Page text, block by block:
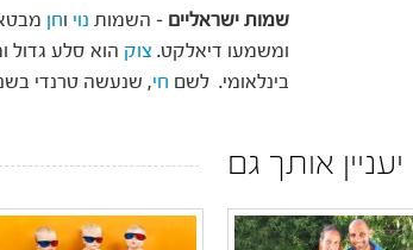
שמות ישראליים – השמות נוי וחן
ומשמעו דיאלקט. צוק הוא סלע גדול
בינלאומי. לשם חי, שנעשה טרנדי
יעניין אותך גם